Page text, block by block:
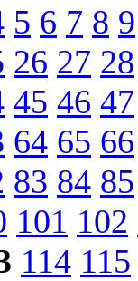
5 6 7 8 9
26 27 28
45 46 47
64 65 66
83 84 85
101 102
114 115